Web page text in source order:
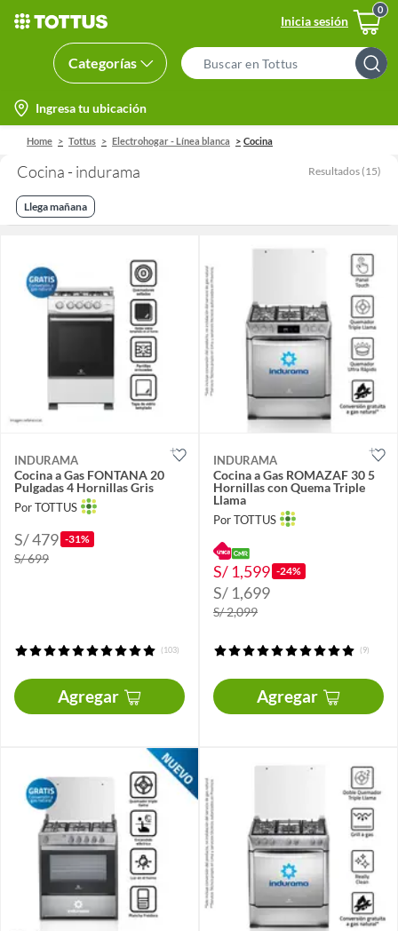
Inicia sesión
Categorías
Search
Bar
location-
icon
Ingresa tu ubicación
Home Tottus Electrohogar - Línea blanca Cocina
Cocina - indurama Resultados (15)
Llega mañana
INDURAMA
Cocina a Gas FONTANA 20
Pulgadas 4 Hornillas Gris
Por TOTTUS
S/ 479 -31%
S/ 699
(103)
Agregar
INDURAMA
Cocina a Gas ROMAZAF 30 5
Hornillas con Quema Triple
Llama
Por TOTTUS
S/ 1,599 -24%
S/ 1,699
S/ 2,099
(9)
Agregar